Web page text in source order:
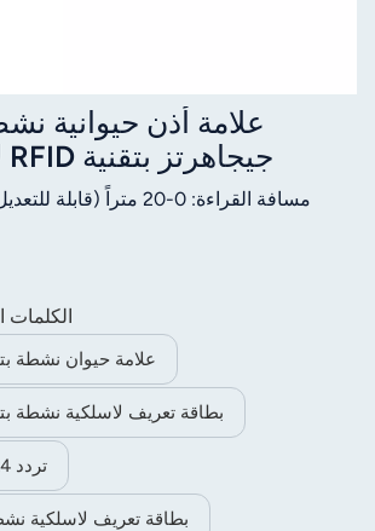
مسافة القراءة: 0-20 متراً (قابلة للتعديل)؛ لإدارة الحيوانات.
الكلمات
علامة حيوان نشطة بتردد 24
بطاقة تعريف لاسلكية نشطة بتردد 24
تردد RFID 24 جيجاهرتز
بطاقة تعريف لاسلكية نشطة